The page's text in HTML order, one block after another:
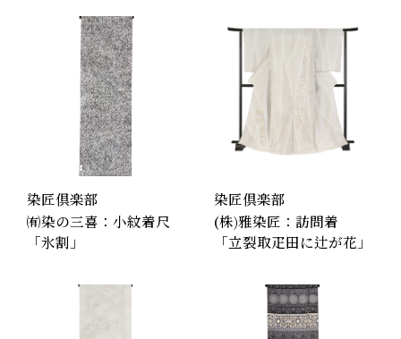
工房製品
染匠倶楽部
㈲染の三喜：小紋着尺
「氷割」
染匠倶楽部
(株)雅染匠：訪問着
「立裂取疋田に辻が花」